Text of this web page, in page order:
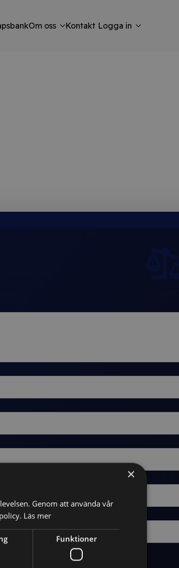
Om oss Kontakt Logga in
×
Genom att använda vår
Läs mer
Funktioner